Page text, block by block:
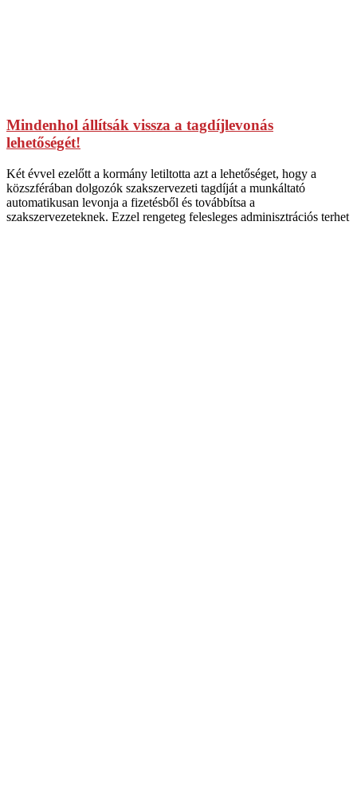
Mindenhol állítsák vissza a tagdíjlevonás
lehetőségét!
Két évvel ezelőtt a kormány letiltotta azt a lehetőséget, hogy a
közszférában dolgozók szakszervezeti tagdíját a munkáltató
automatikusan levonja a fizetésből és továbbítsa a
szakszervezeteknek. Ezzel rengeteg felesleges adminisztrációs terhet